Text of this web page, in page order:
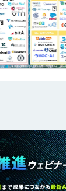
最適化AIソリ
タ活用コンサ